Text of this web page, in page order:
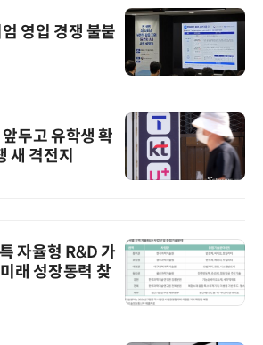
영입 경쟁 불붙
두고 유학생 확
새 격전지
자율형 R&D 가
래 성장동력 찾